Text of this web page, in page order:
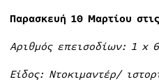
Παρασκευή 10 Μαρτίου
Αριθμός επεισοδίων: 1 x
Είδος: Ντοκιμαντέρ/